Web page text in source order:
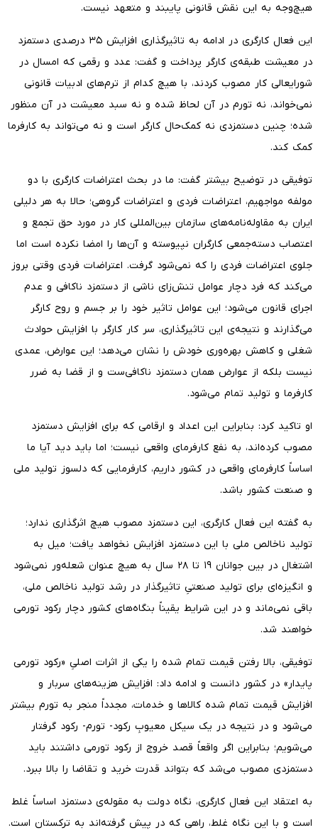
هیچ‌وجه به این نقش قانونی پایبند و متعهد نیست.
این فعال کارگری در ادامه به تاثیرگذاری افزایش ۳۵ درصدی دستمزد
در معیشت طبقه‌ی کارگر پرداخت و گفت: عدد و رقمی که امسال در
شورایعالی کار مصوب کردند، با هیچ کدام از ترم‌های ادبیات قانونی
نمی‌خواند، نه تورم در آن لحاظ شده و نه سبد معیشت در آن منظور
شده؛ چنین دستمزدی نه کمک‌حال کارگر است و نه می‌تواند به کارفرما
کمک کند.
توفیقی در توضیح بیشتر گفت: ما در بحث اعتراضات کارگری با دو
مولفه مواجهیم، اعتراضات فردی و اعتراضات گروهی؛ حالا به هر دلیلی
ایران به مقاوله‌نامه‌های سازمان بین‌المللی کار در مورد حق تجمع و
اعتصاب دسته‌جمعی کارگران نپیوسته و آن‌ها را امضا نکرده است اما
جلوی اعتراضات فردی را که نمی‌شود گرفت. اعتراضات فردی وقتی بروز
می‌کند که فرد دچار عوامل تنش‌زای ناشی از دستمزد ناکافی و عدم
اجرای قانون می‌شود؛ این عوامل تاثیر خود را بر جسم و روح کارگر
می‌گذارند و نتیجه‌ی این تاثیرگذاری، سر کار کارگر با افزایش حوادث
شغلی و کاهش بهره‌وری خودش را نشان می‌دهد؛ این عوارض، عمدی
نیست بلکه از عوارض همان دستمزد ناکافی‌ست و از قضا به ضرر
کارفرما و تولید تمام می‌شود.
او تاکید کرد: بنابراین این اعداد و ارقامی که برای افزایش دستمزد
مصوب کرده‌اند، به نفع کارفرمای واقعی نیست؛ اما باید دید آیا ما
اساساً کارفرمای واقعی در کشور داریم، کارفرمایی که دلسوز تولید ملی
و صنعت کشور باشد.
به گفته این فعال کارگری، این دستمزد مصوب هیچ اثرگذاری ندارد؛
تولید ناخالص ملی با این دستمزد افزایش نخواهد یافت؛ میل به
اشتغال در بین جوانان ۱۹ تا ۲۸ سال به هیچ عنوان شعله‌ور نمی‌شود
و انگیزه‌ای برای تولید صنعتیِ تاثیرگذار در رشد تولید ناخالص ملی،
باقی نمی‌ماند و در این شرایط یقیناً بنگاه‌های کشور دچار رکود تورمی
خواهند شد.
توفیقی، بالا رفتن قیمت تمام شده را یکی از اثرات اصلیِ «رکود تورمی
پایدار» در کشور دانست و ادامه داد: افزایش هزینه‌های سربار و
افزایش قیمت تمام شده کالاها و خدمات، مجدداً منجر به تورم بیشتر
می‌شود و در نتیجه در یک سیکل معیوبِ رکود- تورم- رکود گرفتار
می‌شویم؛ بنابراین اگر واقعاً قصد خروج از رکود تورمی داشتند باید
دستمزدی مصوب می‌شد که بتواند قدرت خرید و تقاضا را بالا ببرد.
به اعتقاد این فعال کارگری، نگاه دولت به مقوله‌ی دستمزد اساساً غلط
است و با این نگاه غلط، راهی که در پیش گرفته‌اند به ترکستان است.